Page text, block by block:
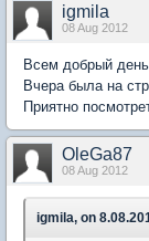
igmila
08 Aug 2012
Всем добрый
Вчера была на
Приятно
OleGa87
08 Aug 2012
igmila, on